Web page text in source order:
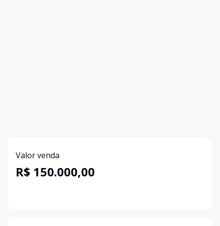
Valor venda
R$ 150.000,00